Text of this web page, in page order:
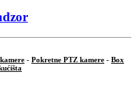
- Pokretne PTZ kamere - Box